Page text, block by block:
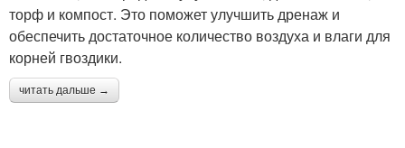
торф и компост. Это поможет улучшить дренаж и
обеспечить достаточное количество воздуха и влаги для
корней гвоздики.
читать дальше →